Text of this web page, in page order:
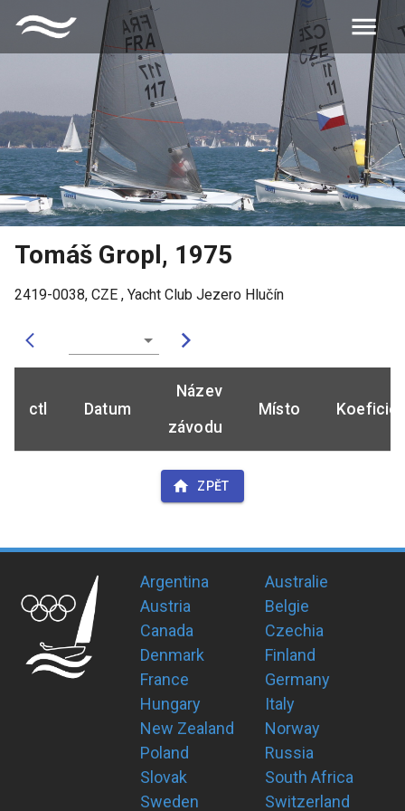
Tomáš Gropl, 1975
2419-0038, CZE , Yacht Club Jezero Hlučín
ctl Datum
Název
závodu
Místo
ZPĚT
Argentina
Australie
Austria
Belgie
Canada
Czechia
Denmark
Finland
France
Germany
Hungary
Italy
New Zealand
Norway
Poland
Russia
Slovak
South Africa
Sweden
Switzerland